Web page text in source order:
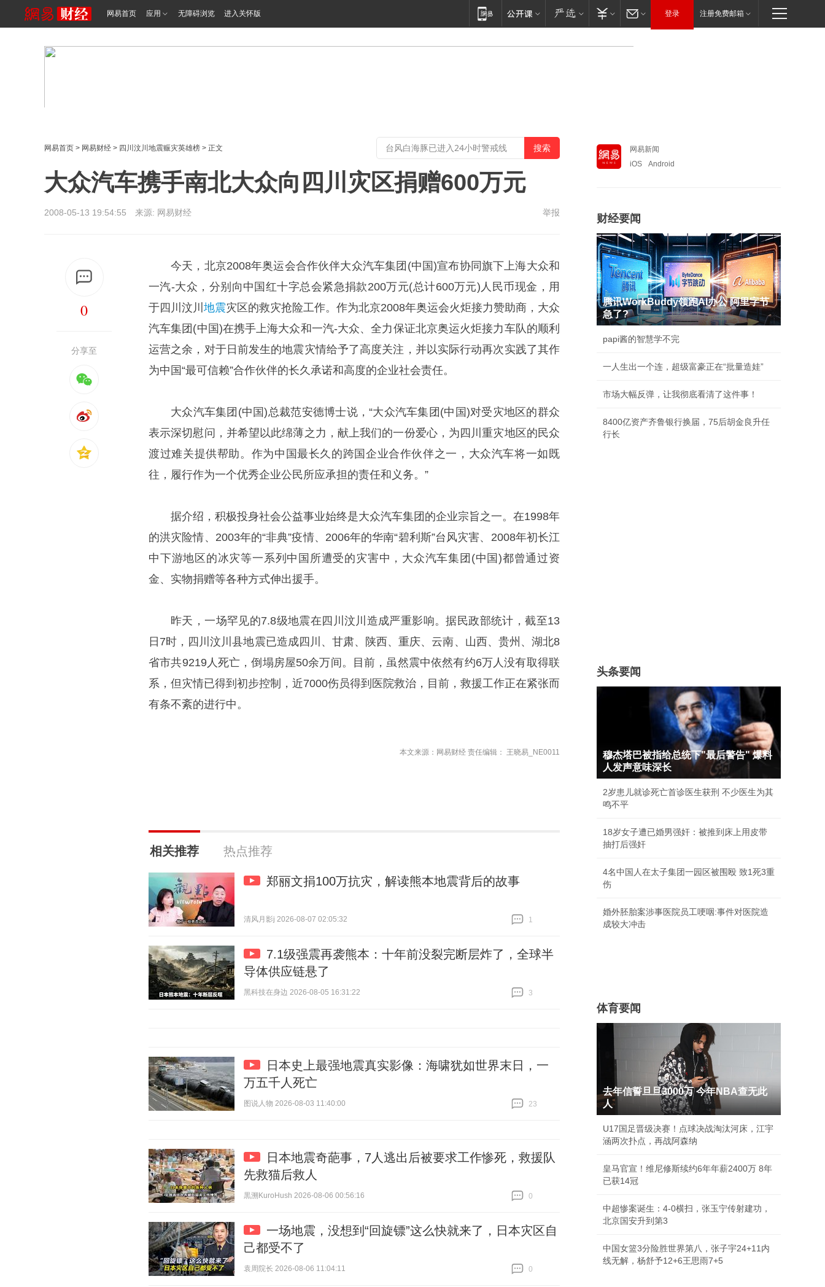
网易首页 应用 无障碍浏览 进入关怀版 登录 注册免费邮箱
网易首页 > 网易财经 > 四川汶川地震赈灾英雄榜 > 正文
大众汽车携手南北大众向四川灾区捐赠600万元
2008-05-13 19:54:55 来源: 网易财经 举报
0
分享至
今天，北京2008年奥运会合作伙伴大众汽车集团(中国)宣布协同旗下上海大众和
一汽-大众，分别向中国红十字总会紧急捐款200万元(总计600万元)人民币现金，用
于四川汶川 地震灾区的救灾抢险工作。作为北京2008年奥运会火炬接力赞助商，大众
汽车集团(中国)在携手上海大众和一汽-大众、全力保证北京奥运火炬接力车队的顺利
运营之余，对于日前发生的地震灾情给予了高度关注，并以实际行动再次实践了其作
为中国“最可信赖”合作伙伴的长久承诺和高度的企业社会责任。
大众汽车集团(中国)总裁范安德博士说，“大众汽车集团(中国)对受灾地区的群众
表示深切慰问，并希望以此绵薄之力，献上我们的一份爱心，为四川重灾地区的民众
渡过难关提供帮助。作为中国最长久的跨国企业合作伙伴之一，大众汽车将一如既
往，履行作为一个优秀企业公民所应承担的责任和义务。”
据介绍，积极投身社会公益事业始终是大众汽车集团的企业宗旨之一。在1998年
的洪灾险情、2003年的“非典”疫情、2006年的华南“碧利斯”台风灾害、2008年初长江
中下游地区的冰灾等一系列中国所遭受的灾害中，大众汽车集团(中国)都曾通过资
金、实物捐赠等各种方式伸出援手。
昨天，一场罕见的7.8级地震在四川汶川造成严重影响。据民政部统计，截至13
日7时，四川汶川县地震已造成四川、甘肃、陕西、重庆、云南、山西、贵州、湖北8
省市共9219人死亡，倒塌房屋50余万间。目前，虽然震中依然有约6万人没有取得联
系，但灾情已得到初步控制，近7000伤员得到医院救治，目前，救援工作正在紧张而
有条不紊的进行中。
本文来源：网易财经 责任编辑： 王晓易_NE0011
相关推荐 热点推荐
郑丽文捐100万抗灾，解读熊本地震背后的故事
清风月影j 2026-08-07 02:05:32
1
7.1级强震再袭熊本：十年前没裂完断层炸了，全球半
导体供应链悬了
黑科技在身边 2026-08-05 16:31:22
3
日本史上最强地震真实影像：海啸犹如世界末日，一
万五千人死亡
图说人物 2026-08-03 11:40:00
23
日本地震奇葩事，7人逃出后被要求工作惨死，救援队
先救猫后救人
黒溯KuroHush 2026-08-06 00:56:16
0
一场地震，没想到“回旋镖”这么快就来了，日本灾区自
己都受不了
袁周院长 2026-08-06 11:04:11
0
网易新闻
iOS
Android
财经要闻
腾讯WorkBuddy领跑AI办公 阿里字节
急了?
papi酱的智慧学不完
一人生出一个连，超级富豪正在“批量造娃”
市场大幅反弹，让我彻底看清了这件事！
8400亿资产齐鲁银行换届，75后胡金良升任
行长
头条要闻
穆杰塔巴被指给总统下"最后警告" 爆料
人发声意味深长
2岁患儿就诊死亡首诊医生获刑 不少医生为其
鸣不平
18岁女子遭已婚男强奸：被推到床上用皮带
抽打后强奸
4名中国人在太子集团一园区被围殴 致1死3重
伤
婚外胚胎案涉事医院员工哽咽:事件对医院造
成较大冲击
体育要闻
去年信誓旦旦3000万 今年NBA查无此
人
U17国足晋级决赛！点球决战淘汰河床，江宇
涵两次扑点，再战阿森纳
皇马官宣！维尼修斯续约6年年薪2400万 8年
已获14冠
中超惨案诞生：4-0横扫，张玉宁传射建功，
北京国安升到第3
中国女篮3分险胜世界第八，张子宇24+11内
线无解，杨舒予12+6王思雨7+5